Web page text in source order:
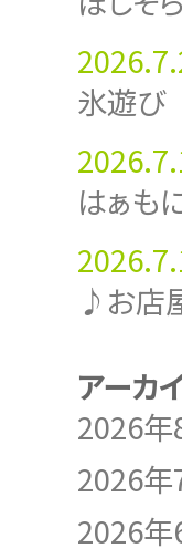
氷遊び
はぁも
♪お店
アーカ
2026年
2026年
2026年